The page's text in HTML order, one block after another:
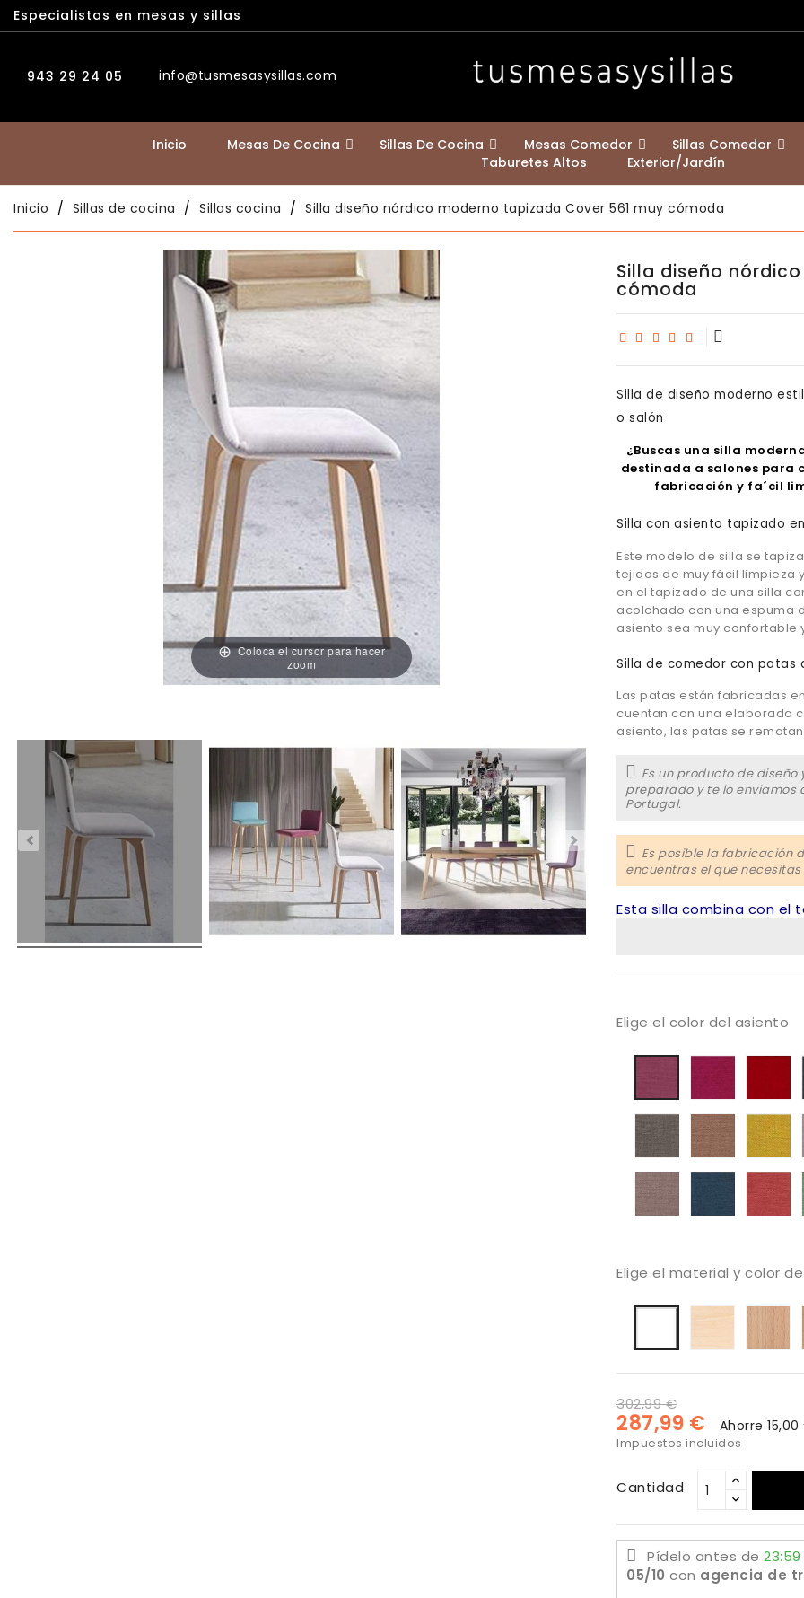
Especialistas en mesas y sillas
943 29 24 05 info@tusmesasysillas.com
Inicio Mesas De Cocina Sillas De Cocina Mesas Comedor Sillas Comedor
Taburetes Altos
Exterior/jardín
Inicio Sillas de cocina Sillas cocina Silla diseño nórdico moderno tapizada Cover 561 muy cómoda
Coloca el cursor para hacer
zoom
Silla diseño
cómoda
Silla de diseño moderno
o salón
¿Buscas una silla
destinada a salones para
fabricación y fa´cil
Silla con asiento tapizado
Este modelo de silla se
tejidos de muy fácil limpieza
en el tapizado de una silla
acolchado con una espuma
asiento sea muy confortable
Silla de comedor con patas
Las patas están fabricadas
cuentan con una elaborada
asiento, las patas se
Es un producto de
preparado y te lo enviamos
Portugal.
Es posible la fabricación
encuentras el que
Esta silla combina con el
Elige el color del asiento
05
06
Tapizado
Mystic
69
Tapizado
Mystic
104
Tapizado
252
Tapizado
Mystic
311
Elige el material y color
Lacado
Haya
blanqueada
302,99 €
287,99 € Ahorre
Impuestos incluidos
Cantidad
Pídelo antes de
05/10 con agencia de